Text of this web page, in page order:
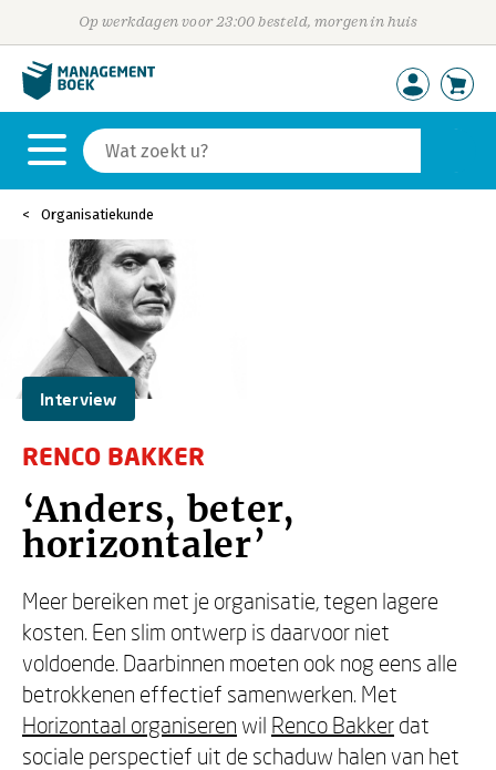
Op werkdagen voor 23:00 besteld, morgen in huis
Organisatiekunde
Interview
RENCO BAKKER
‘Anders, beter,
horizontaler’
Meer bereiken met je organisatie, tegen lagere
kosten. Een slim ontwerp is daarvoor niet
voldoende. Daarbinnen moeten ook nog eens alle
betrokkenen effectief samenwerken. Met
Horizontaal organiseren wil Renco Bakker dat
sociale perspectief uit de schaduw halen van het